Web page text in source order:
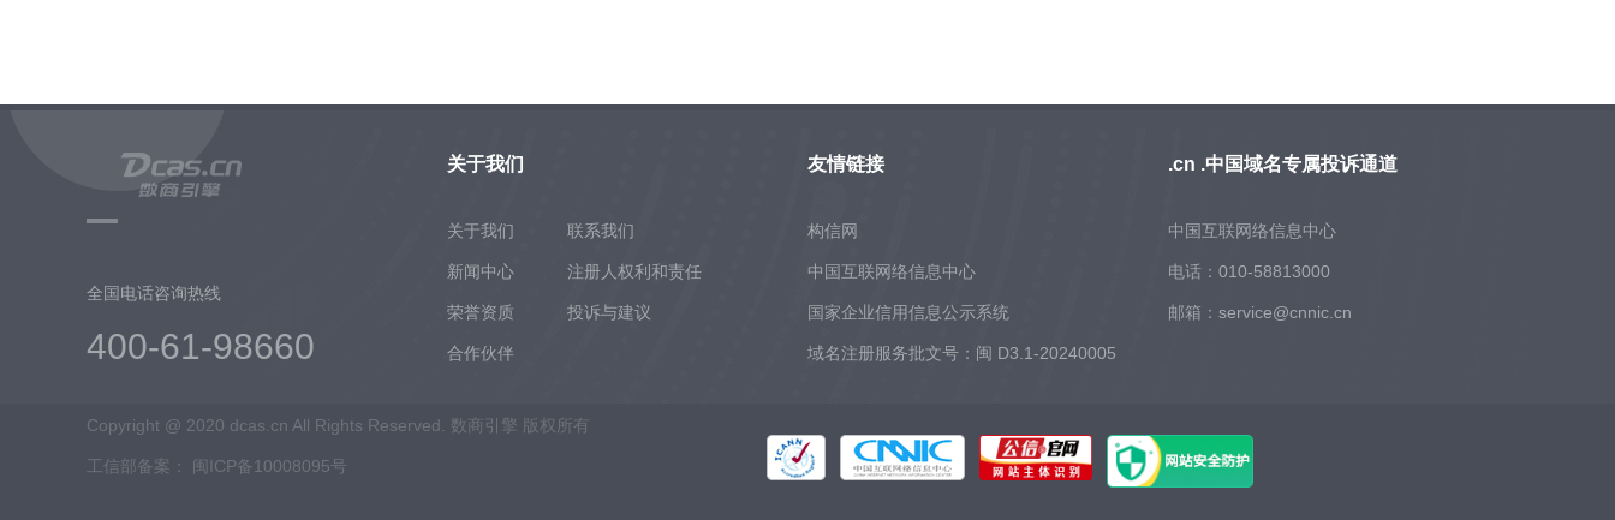
全国电话咨询热线
400-61-98660
关于我们
关于我们 联系我们
新闻中心 注册人权利和责任
荣誉资质 投诉与建议
合作伙伴
友情链接
构信网
中国互联网络信息中心
国家企业信用信息公示系统
域名注册服务批文号：闽 D3.1-20240005
.cn .中国域名专属投诉通道
中国互联网络信息中心
电话：010-58813000
邮箱：service@cnnic.cn
Copyright @ 2020 dcas.cn All Rights Reserved. 数商引擎 版权所有
工信部备案： 闽ICP备10008095号
569 天
526